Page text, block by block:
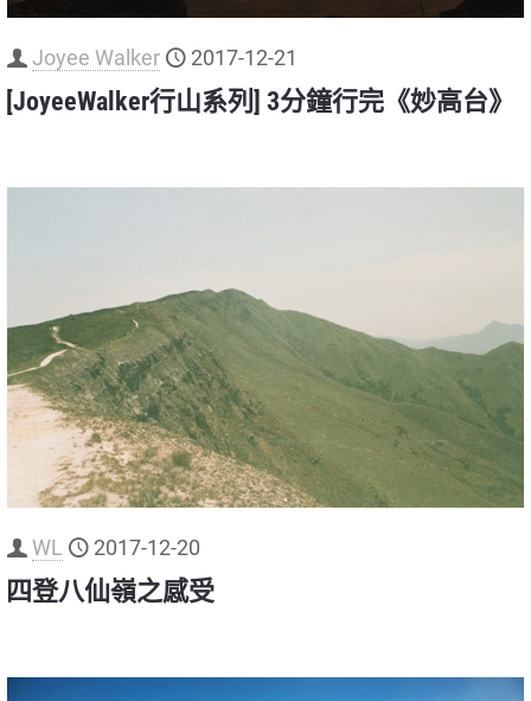
Joyee Walker 2017-12-21
[JoyeeWalker行山系列] 3分鐘行完《妙高台》
WL 2017-12-20
四登八仙嶺之感受